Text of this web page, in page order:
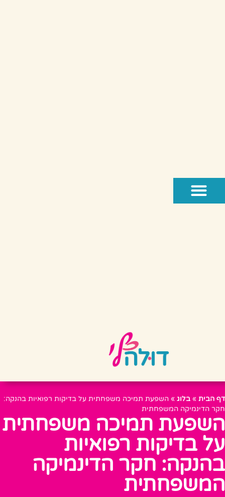
דף הבית » בלוג » השפעת תמיכה משפחתית על בדיקות רפואיות בהנקה:
חקר הדינמיקה המשפחתית
השפעת תמיכה משפחתית
על בדיקות רפואיות
בהנקה: חקר הדינמיקה
המשפחתית